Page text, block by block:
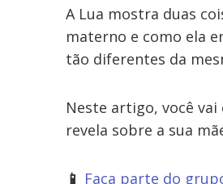
A Lua mostra duas
materno e como ela
tão diferentes da
Neste artigo, você
revela sobre a sua
📱 Faça parte do